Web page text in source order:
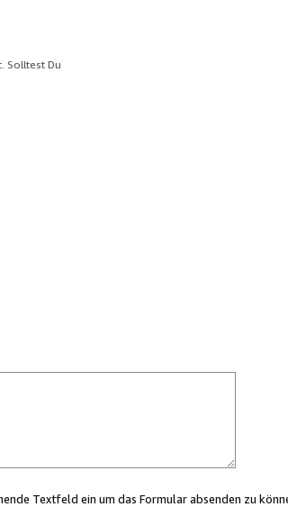
Solltest Du
Textfeld ein um das Formular absenden zu